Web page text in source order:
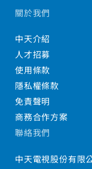
關於我們
中天介紹
人才招募
使用條款
隱私權條款
免責聲明
商務合作方案
聯絡我們
中天電視股份有限